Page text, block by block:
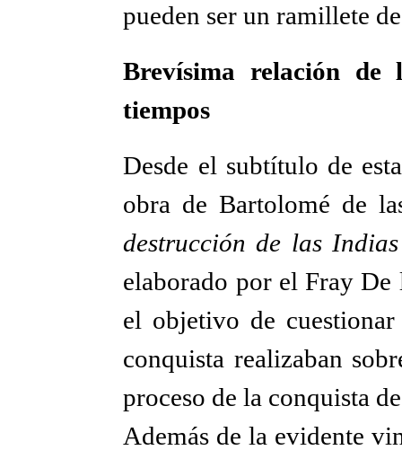
pueden ser un ramillete
Brevísima relación de
tiempos
Desde el subtítulo de
obra de Bartolomé de
destrucción de las
elaborado por el Fray
el objetivo de
conquista realizaban
proceso de la conquista
Además de la evidente